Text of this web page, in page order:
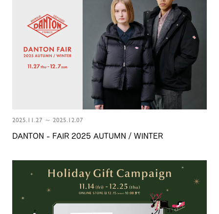
2025.11.27 ～ 2025.12.07
DANTON - FAIR 2025 AUTUMN / WINTER